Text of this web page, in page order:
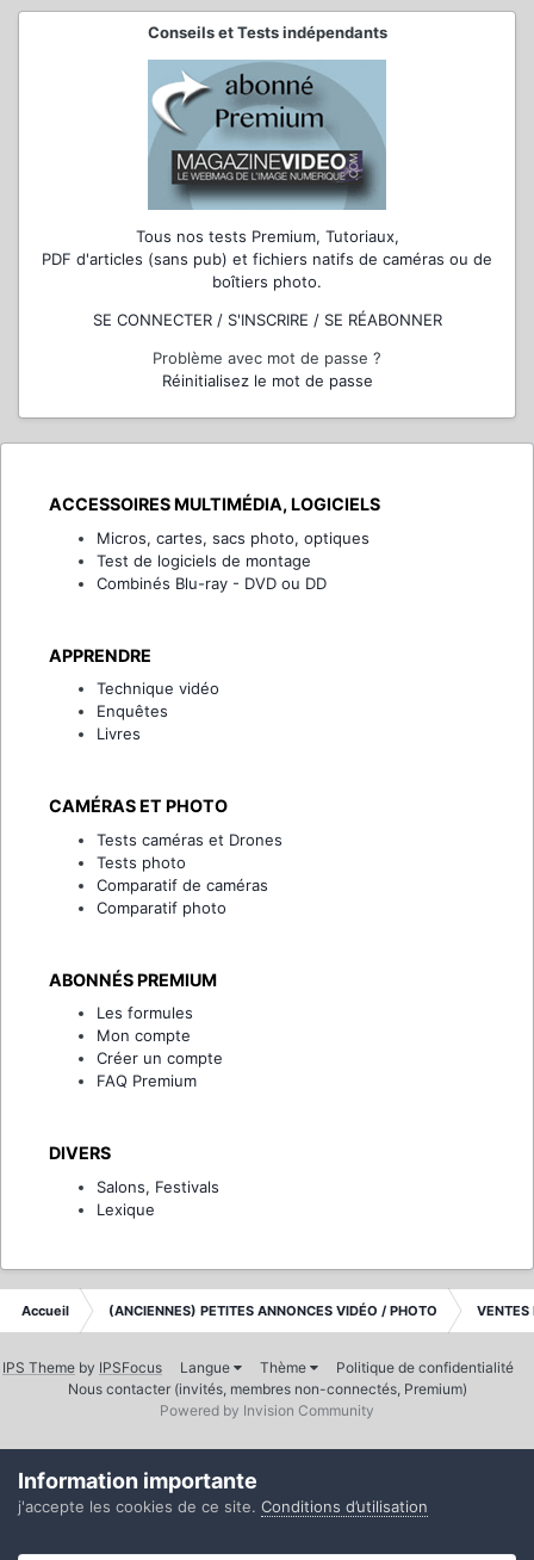
Conseils et Tests indépendants
Tous nos tests Premium, Tutoriaux,
PDF d'articles (sans pub) et fichiers natifs de caméras ou de
boîtiers photo.
SE CONNECTER / S'INSCRIRE / SE RÉABONNER
Problème avec mot de passe ?
Réinitialisez le mot de passe
ACCESSOIRES MULTIMÉDIA, LOGICIELS
Micros, cartes, sacs photo, optiques
Test de logiciels de montage
Combinés Blu-ray - DVD ou DD
APPRENDRE
Technique vidéo
Enquêtes
Livres
CAMÉRAS ET PHOTO
Tests caméras et Drones
Tests photo
Comparatif de caméras
Comparatif photo
ABONNÉS PREMIUM
Les formules
Mon compte
Créer un compte
FAQ Premium
DIVERS
Salons, Festivals
Lexique
Accueil (ANCIENNES) PETITES ANNONCES VIDÉO / PHOTO VENTES
IPS Theme by IPSFocus Langue Thème
Politique de confidentialité
Nous contacter (invités, membres non-connectés, Premium)
Powered by Invision Community
Information importante
j'accepte les cookies de ce site. Conditions d’utilisation